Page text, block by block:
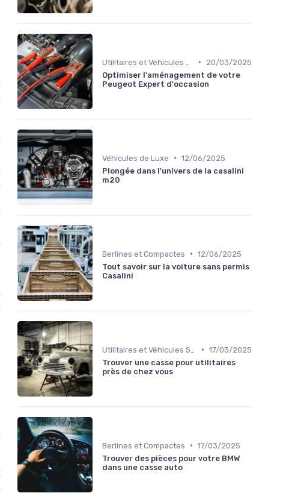
•
20/03/2025
Optimiser l'aménagement de votre
Peugeot Expert d'occasion
Véhicules de Luxe • 12/06/2025
Plongée dans l'univers de la casalini
m20
Berlines et Compactes • 12/06/2025
Tout savoir sur la voiture sans permis
Casalini
• 17/03/2025
Trouver une casse pour utilitaires
près de chez vous
Berlines et Compactes • 17/03/2025
Trouver des pièces pour votre BMW
dans une casse auto